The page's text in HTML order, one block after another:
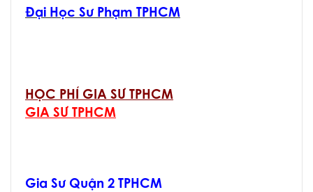
Đại Học Sư Phạm TPHCM
HỌC PHÍ GIA SƯ TPHCM
GIA SƯ TPHCM
Gia Sư Quận 2 TPHCM